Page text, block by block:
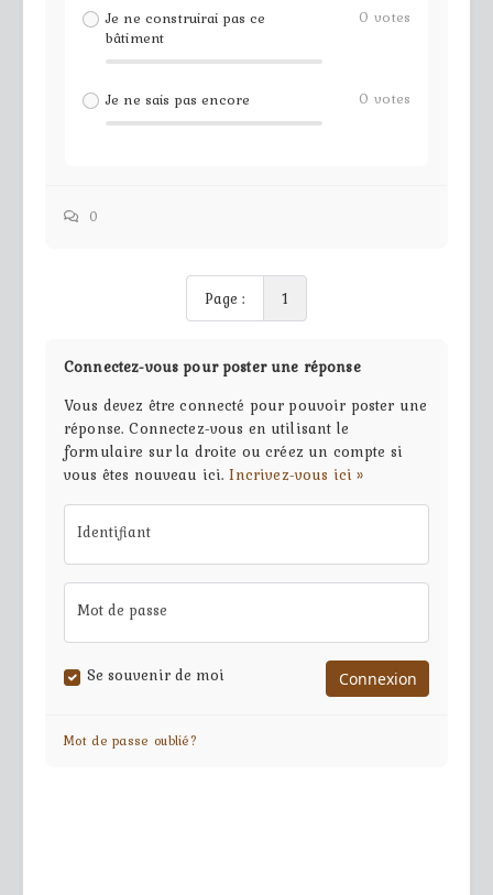
Je ne construirai pas ce
bâtiment
0 votes
Je ne sais pas encore 0 votes
0
Page : 1
Connectez-vous pour poster une réponse
Vous devez être connecté pour pouvoir poster une
réponse. Connectez-vous en utilisant le
formulaire sur la droite ou créez un compte si
vous êtes nouveau ici.Incrivez-vous ici »
Identifiant
Mot de passe
Se souvenir de moi
Mot de passe oublié?